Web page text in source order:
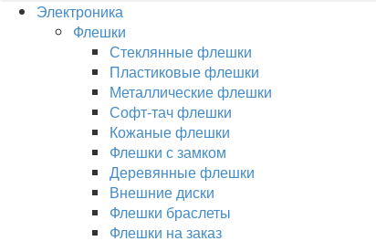
Электроника
Флешки
Стеклянные флешки
Пластиковые флешки
Металлические флешки
Софт-тач флешки
Кожаные флешки
Флешки с замком
Деревянные флешки
Внешние диски
Флешки браслеты
Флешки на заказ